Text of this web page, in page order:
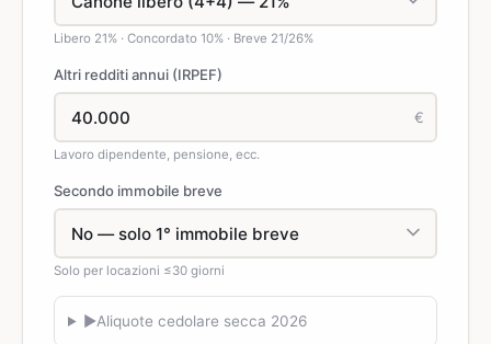
Libero 21% · Concordato 10% · Breve 21/26%
Altri redditi annui (IRPEF)
€
Lavoro dipendente, pensione, ecc.
Secondo immobile breve
Solo per locazioni ≤30 giorni
▶Aliquote cedolare secca 2026